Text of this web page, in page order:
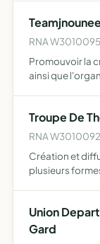
RNA
Promouvoir la
ainsi que
Troupe De
RNA
Création et
plusieurs
Union
Gard